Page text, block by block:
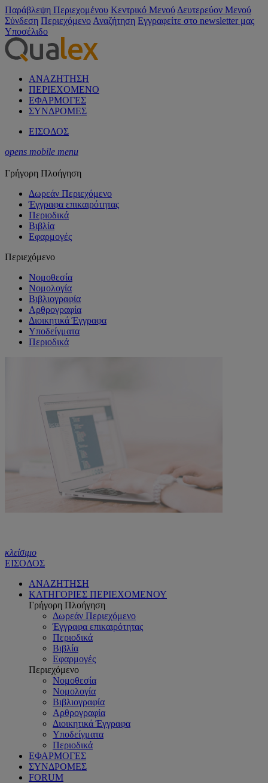
Παράβλεψη Περιεχομένου Κεντρικό Μενού Δευτερεύον Μενού
Σύνδεση Περιεχόμενο Αναζήτηση Εγγραφείτε στο newsletter μας
Υποσέλιδο
ΑΝΑΖΗΤΗΣΗ
ΠΕΡΙΕΧΟΜΕΝΟ
ΕΦΑΡΜΟΓΕΣ
ΣΥΝΔΡΟΜΕΣ
ΕΙΣΟΔΟΣ
opens mobile menu
Γρήγορη Πλοήγηση
Δωρεάν Περιεχόμενο
Έγγραφα επικαιρότητας
Περιοδικά
Βιβλία
Εφαρμογές
Περιεχόμενο
Νομοθεσία
Νομολογία
Βιβλιογραφία
Αρθρογραφία
Διοικητικά Έγγραφα
Υποδείγματα
Περιοδικά
κλείσιμο
ΕΙΣΟΔΟΣ
ΑΝΑΖΗΤΗΣΗ
ΚΑΤΗΓΟΡΙΕΣ ΠΕΡΙΕΧΟΜΕΝΟΥ
Γρήγορη Πλοήγηση
Δωρεάν Περιεχόμενο
Έγγραφα επικαιρότητας
Περιοδικά
Βιβλία
Εφαρμογές
Περιεχόμενο
Νομοθεσία
Νομολογία
Βιβλιογραφία
Αρθρογραφία
Διοικητικά Έγγραφα
Υποδείγματα
Περιοδικά
ΕΦΑΡΜΟΓΕΣ
ΣΥΝΔΡΟΜΕΣ
FORUM